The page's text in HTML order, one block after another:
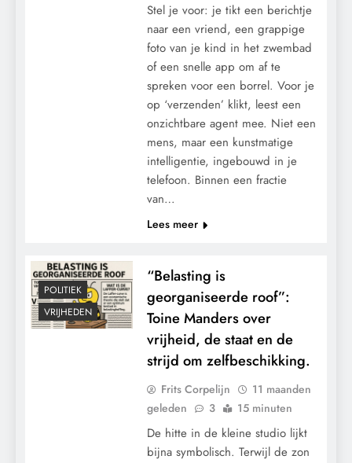
Stel je voor: je tikt een berichtje
naar een vriend, een grappige
foto van je kind in het zwembad
of een snelle app om af te
spreken voor een borrel. Voor je
op ‘verzenden’ klikt, leest een
onzichtbare agent mee. Niet een
mens, maar een kunstmatige
intelligentie, ingebouwd in je
telefoon. Binnen een fractie
van…
Lees meer
POLITIEK
VRIJHEDEN
“Belasting is
georganiseerde roof”:
Toine Manders over
vrijheid, de staat en de
strijd om zelfbeschikking.
Frits Corpelijn
11 maanden
geleden
3 15 minuten
De hitte in de kleine studio lijkt
bijna symbolisch. Terwijl de zon